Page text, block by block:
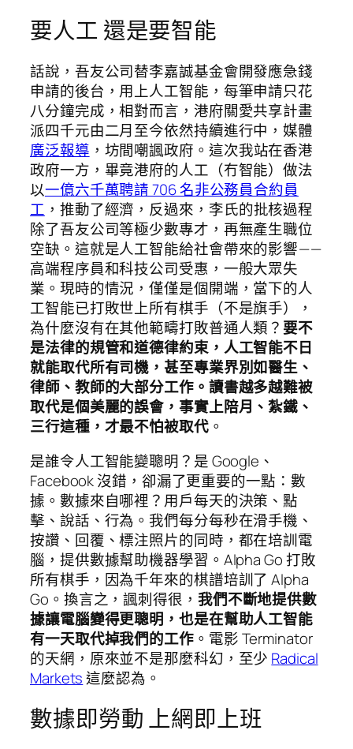
要人工 還是要智能
話說，吾友公司替李嘉誠基金會開發應急錢
申請的後台，用上人工智能，每筆申請只花
八分鐘完成，相對而言，港府關愛共享計畫
派四千元由二月至今依然持續進行中，媒體
廣泛報導 ，坊間嘲諷政府。這次我站在香港
政府一方，畢竟港府的人工（冇智能）做法
以一億六千萬聘請 706 名非公務員合約員
工 ，推動了經濟，反過來，李氏的批核過程
除了吾友公司等極少數專才，再無產生職位
空缺。這就是人工智能給社會帶來的影響 — —
高端程序員和科技公司受惠，一般大眾失
業。現時的情況，僅僅是個開端，當下的人
工智能已打敗世上所有棋手（不是旗手），
為什麼沒有在其他範疇打敗普通人類？要不
是法律的規管和道德律約束，人工智能不日
就能取代所有司機，甚至專業界別如醫生、
律師、教師的大部分工作。讀書越多越難被
取代是個美麗的誤會，事實上陪月、紮鐵、
三行這種，才最不怕被取代。
是誰令人工智能變聰明？是 Google、
Facebook 沒錯，卻漏了更重要的一點：數
據。數據來自哪裡？用戶每天的決策、點
擊、說話、行為。我們每分每秒在滑手機、
按讚、回覆、標注照片的同時，都在培訓電
腦，提供數據幫助機器學習。Alpha Go 打敗
所有棋手，因為千年來的棋譜培訓了 Alpha
Go。換言之，諷刺得很， 我們不斷地提供數
據讓電腦變得更聰明，也是在幫助人工智能
有一天取代掉我們的工作。電影 Terminator
的天網，原來並不是那麼科幻，至少 Radical
Markets這麼認為。
數據即勞動 上網即上班